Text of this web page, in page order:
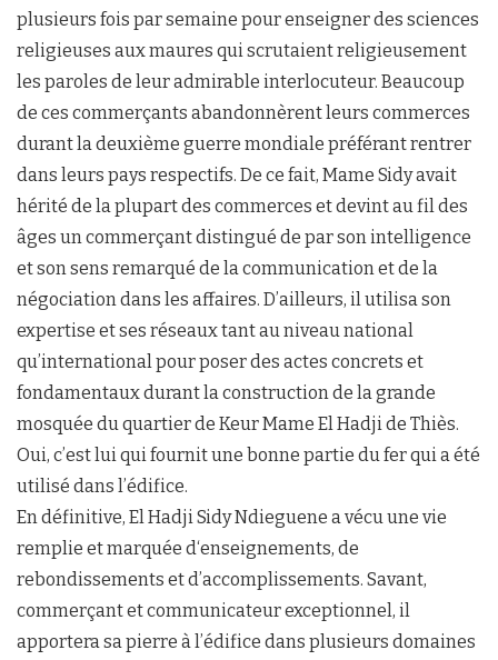
plusieurs fois par semaine pour enseigner des sciences
religieuses aux maures qui scrutaient religieusement
les paroles de leur admirable interlocuteur. Beaucoup
de ces commerçants abandonnèrent leurs commerces
durant la deuxième guerre mondiale préférant rentrer
dans leurs pays respectifs. De ce fait, Mame Sidy avait
hérité de la plupart des commerces et devint au fil des
âges un commerçant distingué de par son intelligence
et son sens remarqué de la communication et de la
négociation dans les affaires. D’ailleurs, il utilisa son
expertise et ses réseaux tant au niveau national
qu’international pour poser des actes concrets et
fondamentaux durant la construction de la grande
mosquée du quartier de Keur Mame El Hadji de Thiès.
Oui, c’est lui qui fournit une bonne partie du fer qui a été
utilisé dans l’édifice.
En définitive, El Hadji Sidy Ndieguene a vécu une vie
remplie et marquée d‘enseignements, de
rebondissements et d’accomplissements. Savant,
commerçant et communicateur exceptionnel, il
apportera sa pierre à l’édifice dans plusieurs domaines